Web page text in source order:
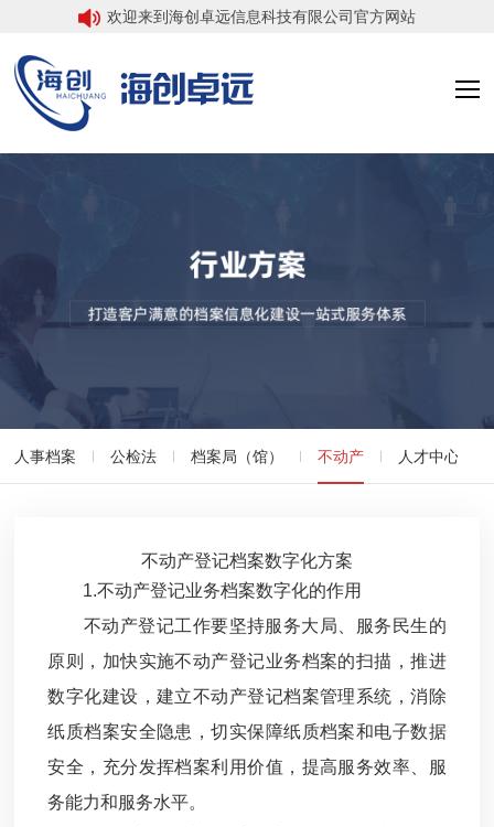
欢迎来到海创卓远信息科技有限公司官方网站
人事档案 公检法 档案局（馆） 不动产 人才中心
不动产登记档案数字化方案
1.不动产登记业务档案数字化的作用
不动产登记工作要坚持服务大局、服务民生的
原则，加快实施不动产登记业务档案的扫描，推进
数字化建设，建立不动产登记档案管理系统，消除
纸质档案安全隐患，切实保障纸质档案和电子数据
安全，充分发挥档案利用价值，提高服务效率、服
务能力和服务水平。